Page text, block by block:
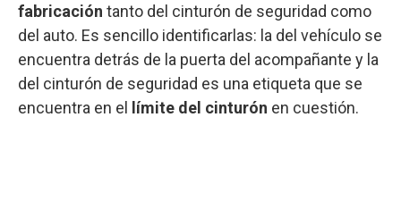
fabricación tanto del cinturón de seguridad como
del auto. Es sencillo identificarlas: la del vehículo se
encuentra detrás de la puerta del acompañante y la
del cinturón de seguridad es una etiqueta que se
encuentra en el
límite del cinturón en cuestión.